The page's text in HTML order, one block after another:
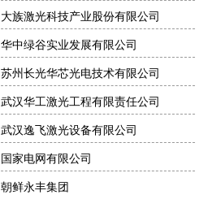
大族激光科技产业股份有限公司
华中绿谷实业发展有限公司
苏州长光华芯光电技术有限公司
武汉华工激光工程有限责任公司
武汉逸飞激光设备有限公司
国家电网有限公司
朝鲜永丰集团